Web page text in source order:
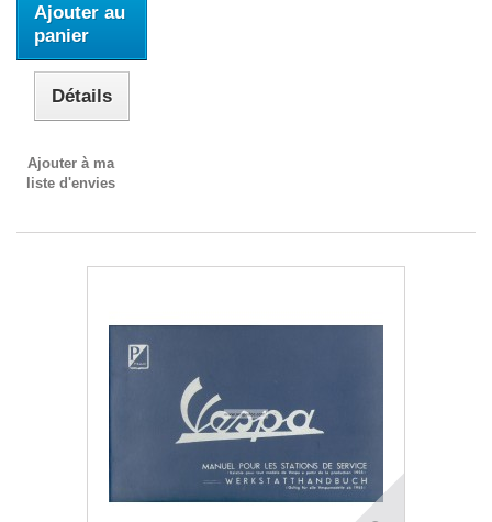
Ajouter au
panier
Détails
Ajouter à ma
liste d'envies